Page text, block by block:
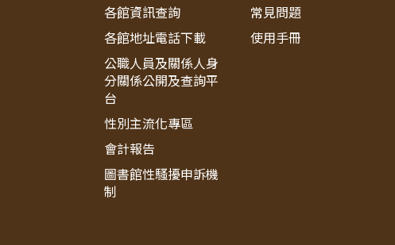
各館資訊查詢
各館地址電話下載
公職人員及關係人身
分關係公開及查詢平
台
性別主流化專區
會計報告
圖書館性騷擾申訴機
制
常見問題
使用手冊